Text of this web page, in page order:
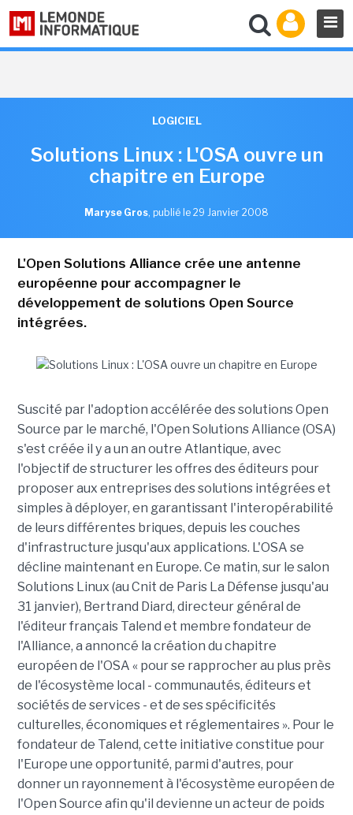
LOGICIEL
Solutions Linux : L'OSA ouvre un
chapitre en Europe
Maryse Gros, publié le 29 Janvier 2008
L'Open Solutions Alliance crée une antenne
européenne pour accompagner le
développement de solutions Open Source
intégrées.
Suscité par l'adoption accélérée des solutions Open
Source par le marché, l'Open Solutions Alliance (OSA)
s'est créée il y a un an outre Atlantique, avec
l'objectif de structurer les offres des éditeurs pour
proposer aux entreprises des solutions intégrées et
simples à déployer, en garantissant l'interopérabilité
de leurs différentes briques, depuis les couches
d'infrastructure jusqu'aux applications. L'OSA se
décline maintenant en Europe. Ce matin, sur le salon
Solutions Linux (au Cnit de Paris La Défense jusqu'au
31 janvier), Bertrand Diard, directeur général de
l'éditeur français Talend et membre fondateur de
l'Alliance, a annoncé la création du chapitre
européen de l'OSA « pour se rapprocher au plus près
de l'écosystème local - communautés, éditeurs et
sociétés de services - et de ses spécificités
culturelles, économiques et réglementaires ». Pour le
fondateur de Talend, cette initiative constitue pour
l'Europe une opportunité, parmi d'autres, pour
donner un rayonnement à l'écosystème européen de
l'Open Source afin qu'il devienne un acteur de poids